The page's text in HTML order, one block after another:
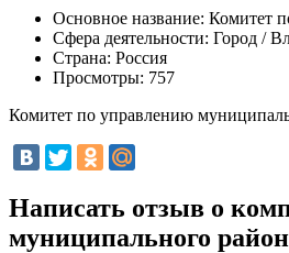
Основное название: Комитет
Сфера деятельности: Город /
Страна: Россия
Просмотры: 757
Комитет по управлению
Написать отзыв о
муниципального